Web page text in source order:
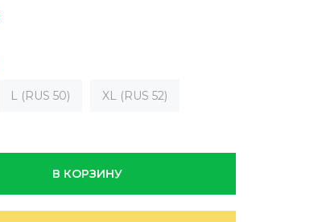
L (RUS 50) XL (RUS 52)
В КОРЗИНУ